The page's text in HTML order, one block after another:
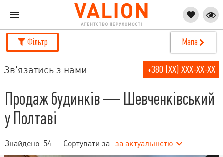
Фільтр Мапа
Зв'язатись з нами +380 (XX) XXX-XX-XX
Продаж будинків — Шевченківський
у Полтаві
Знайдено: 54 Сортувати за: за актуальністю